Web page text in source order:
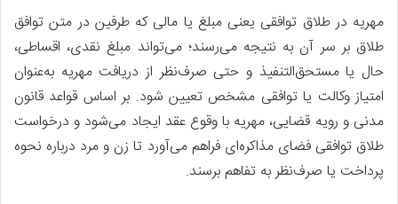
مهریه در طلاق توافقی یعنی مبلغ یا مالی که طرفین در متن توافق
طلاق بر سر آن به نتیجه می‌رسند؛ می‌تواند مبلغ نقدی، اقساطی،
حال یا مستحق‌التنفیذ و حتی صرف‌نظر از دریافت مهریه به‌عنوان
امتیاز وکالت یا توافقی مشخص تعیین شود. بر اساس قواعد قانون
مدنی و رویه قضایی، مهریه با وقوع عقد ایجاد می‌شود و درخواست
طلاق توافقی فضای مذاکره‌ای فراهم می‌آورد تا زن و مرد درباره نحوه
پرداخت یا صرف‌نظر به تفاهم برسند.